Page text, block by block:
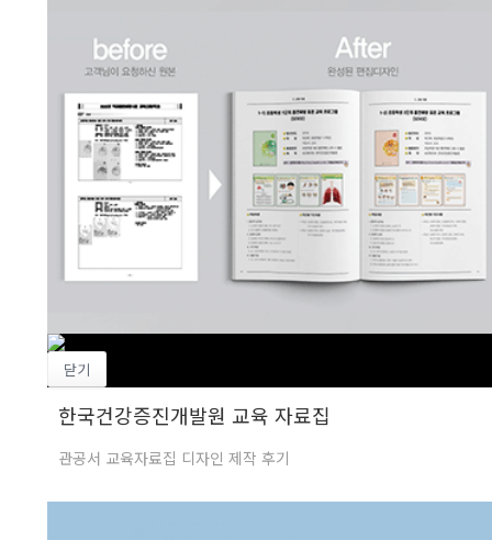
닫기
한국건강증진개발원 교육 자료집
관공서 교육자료집 디자인 제작 후기